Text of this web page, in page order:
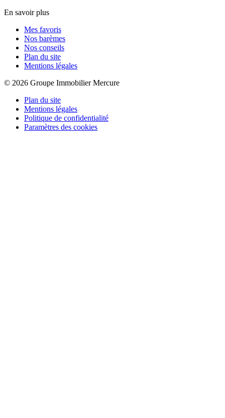
En savoir plus
Mes favoris
Nos barèmes
Nos conseils
Plan du site
Mentions légales
© 2026 Groupe Immobilier Mercure
Plan du site
Mentions légales
Politique de confidentialité
Paramètres des cookies